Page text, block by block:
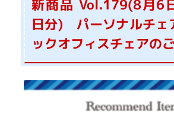
新商品 Vol.179(8月6
日分) パーソナルチェ
ックオフィスチェアの